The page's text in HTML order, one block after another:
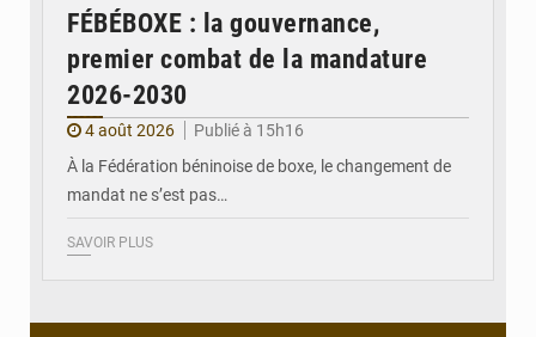
FÉBÉBOXE : la gouvernance,
premier combat de la mandature
2026-2030
4 août 2026
Publié à 15h16
À la Fédération béninoise de boxe, le changement de
mandat ne s’est pas…
SAVOIR PLUS